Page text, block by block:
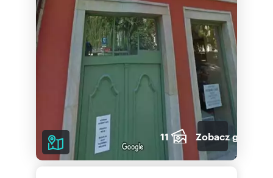
11 Zobacz galerię